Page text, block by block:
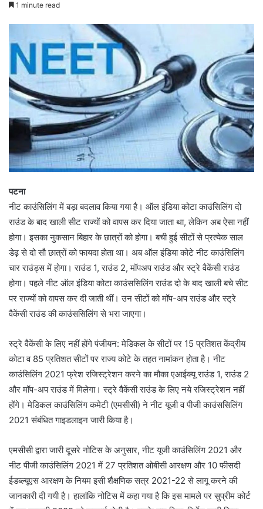
1 minute read
पटना
नीट काउंसिलिंग में बड़ा बदलाव किया गया है। ऑल इंडिया कोटा काउंसिलिंग दो
राउंड के बाद खाली सीट राज्यों को वापस कर दिया जाता था, लेकिन अब ऐसा नहीं
होगा। इसका नुकसान बिहार के छात्रों को होगा। बची हुई सीटों से प्रत्येक साल
डेढ़ से दो सौ छात्रों को फायदा होता था। अब ऑल इंडिया कोटे नीट काउंसिलिंग
चार राउंड्स में होगा। राउंड 1, राउंड 2, मॉपअप राउंड और स्ट्रे वैकेंसी राउंड
होगा। पहले नीट ऑल इंडिया कोटा काउंससिलिंग राउंड दो के बाद खाली बचे सीट
पर राज्यों को वापस कर दी जाती थीं। उन सीटों को मॉप-अप राउंड और स्ट्रे
वैकेंसी राउंड की काउंससिलिंग से भरा जाएगा।
स्ट्रे वैकेंसी के लिए नहीं होंगे पंजीयन: मेडिकल के सीटों पर 15 प्रतिशत केंद्रीय
कोटा व 85 प्रतिशत सीटों पर राज्य कोटे के तहत नामांकन होता है। नीट
काउंसिलिंग 2021 फ्रेश रजिस्ट्रेशन करने का मौका एआईक्यू राउंड 1, राउंड 2
और मॉप-अप राउंड में मिलेगा। स्ट्रे वैकेंसी राउंड के लिए नये रजिस्ट्रेशन नहीं
होंगे। मेडिकल काउंसिलिंग कमेटी (एमसीसी) ने नीट यूजी व पीजी काउंससिलिंग
2021 संबंधित गाइडलाइन जारी किया है।
एमसीसी द्वारा जारी दूसरे नोटिस के अनुसार, नीट यूजी काउंसिलिंग 2021 और
नीट पीजी काउंसिलिंग 2021 में 27 प्रतिशत ओबीसी आरक्षण और 10 फीसदी
ईडब्ल्यूएस आरक्षण के नियम इसी शैक्षणिक सत्र 2021-22 से लागू करने की
जानकारी दी गयी है। हालांकि नोटिस में कहा गया है कि इस मामले पर सुप्रीम कोर्ट